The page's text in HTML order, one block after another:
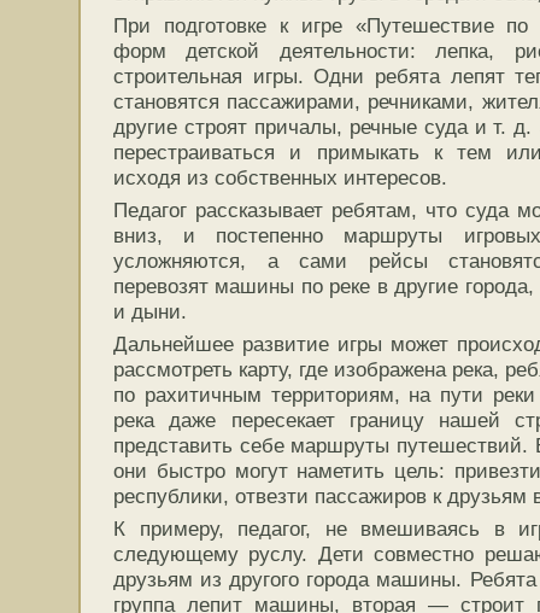
При подготовке к игре «Путешествие по
форм детской деятельности: лепка,
строительная игры. Одни ребята лепят
становятся пассажирами, речниками,
другие строят причалы, речные суда и т.
перестраиваться и примыкать к тем
исходя из собственных интересов.
Педагог рассказывает ребятам, что суда
вниз, и постепенно маршруты
усложняются, а сами рейсы
перевозят машины по реке в другие
и дыни.
Дальнейшее развитие игры может
рассмотреть карту, где изображена река,
по рахитичным территориям, на пути
река даже пересекает границу нашей
представить себе маршруты
они быстро могут наметить цель:
республики, отвезти пассажиров к
К примеру, педагог, не вмешиваясь в
следующему руслу. Дети совместно
друзьям из другого города машины.
группа лепит машины, вторая — строит